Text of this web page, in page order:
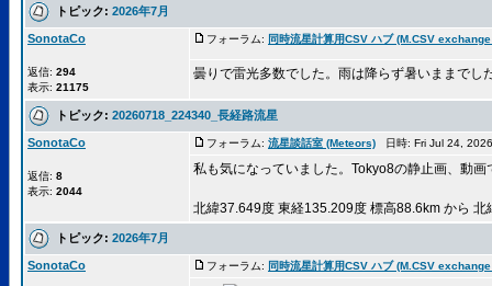
トピック: 2026年7月
SonotaCo
返信: 294
表示: 21175
フォーラム: 同時流星計算用CSV ハブ (M.CSV
曇りで雷光多数でした。雨は降らず暑いままでし
トピック: 20260718_224340_長経路流星
SonotaCo
返信: 8
表示: 2044
フォーラム: 流星談話室 (Meteors) 日時: Fri Jul 24,
私も気になっていました。Tokyo8の静止画、動画
北緯37.649度 東経135.209度 標高88.6km から
トピック: 2026年7月
SonotaCo フォーラム: 同時流星計算用CSV ハブ (M.CSV